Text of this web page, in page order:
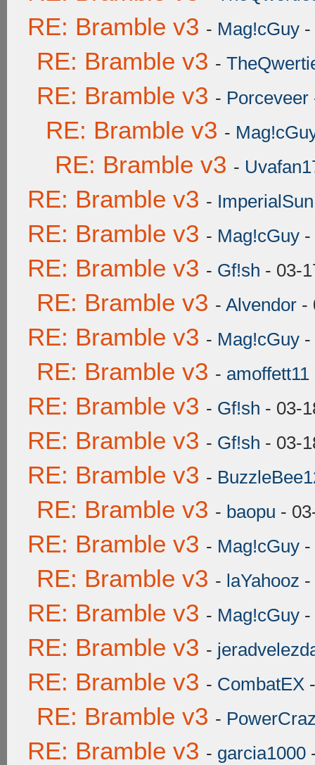
RE: Bramble v3 - Mag!cGuy -
RE: Bramble v3 -
RE: Bramble v3 - Porceveer
RE: Bramble v3 -
RE: Bramble v3 -
RE: Bramble v3 - ImperialSun
RE: Bramble v3 - Mag!cGuy -
RE: Bramble v3 - Gf!sh - 03-
RE: Bramble v3 - Alvendor -
RE: Bramble v3 - Mag!cGuy -
RE: Bramble v3 - amoffett11
RE: Bramble v3 - Gf!sh - 03-
RE: Bramble v3 - Gf!sh - 03-
RE: Bramble v3 -
RE: Bramble v3 - baopu -
RE: Bramble v3 - Mag!cGuy -
RE: Bramble v3 - laYahooz -
RE: Bramble v3 - Mag!cGuy -
RE: Bramble v3 -
RE: Bramble v3 - CombatEX
RE: Bramble v3 -
RE: Bramble v3 - garcia1000